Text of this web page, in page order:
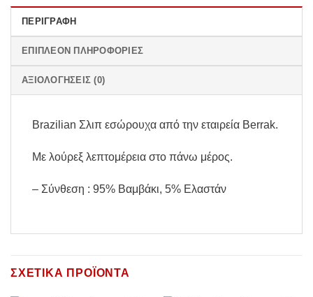
ΠΕΡΙΓΡΑΦΉ
ΕΠΙΠΛΈΟΝ ΠΛΗΡΟΦΟΡΊΕΣ
ΑΞΙΟΛΟΓΉΣΕΙΣ (0)
Brazilian Σλιπ εσώρουχα από την εταιρεία Berrak.
Με λούρεξ λεπτομέρεια στο πάνω μέρος.
– Σύνθεση : 95% Βαμβάκι, 5% Ελαστάν
ΣΧΕΤΙΚΆ ΠΡΟΪΌΝΤΑ